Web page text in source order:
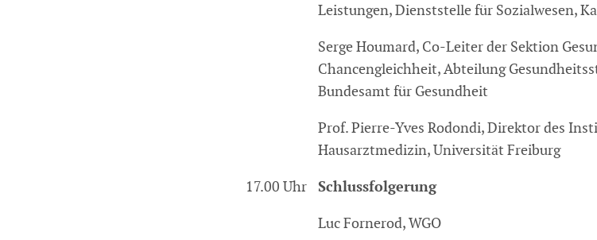
Leistungen, Dienststelle für Sozialwesen,
Serge Houmard, Co-Leiter der Sektion
Chancengleichheit, Abteilung
Bundesamt für Gesundheit
Prof. Pierre-Yves Rodondi, Direktor des
Hausarztmedizin, Universität Freiburg
17.00 Uhr Schlussfolgerung
Luc Fornerod, WGO